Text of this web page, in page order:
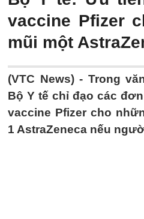
vaccine Pfizer
mũi một
(VTC News) - Trong
Bộ Y tế chỉ đạo các
vaccine Pfizer cho
1 AstraZeneca nếu